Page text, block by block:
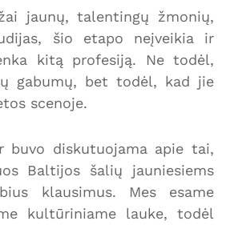
jaunų, talentingų žmonių,
šio etapo neįveikia ir
kitą profesiją. Ne todėl,
gabumų, bet todėl, kad jie
scenoje.
buvo diskutuojama apie tai,
Baltijos šalių jauniesiems
klausimus. Mes esame
kultūriniame lauke, todėl